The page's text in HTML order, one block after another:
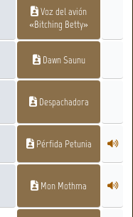
Voz del avión
«Bitching Betty»
Dawn Saunu
Despachadora
Pérfida Petunia
Mon Mothma